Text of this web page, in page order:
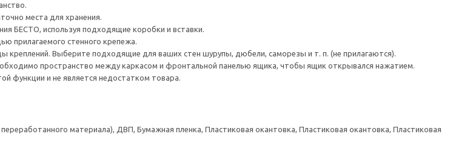
места для хранения.
БЕСТО, используя подходящие коробки и вставки.
прилагаемого стенного крепежа.
креплений. Выберите подходящие для ваших стен шурупы, дюбели, саморезы и т. п. (не прилагаются).
пространство между каркасом и фронтальной панелью ящика, чтобы ящик открывался нажатием.
функции и не является недостатком товара.
материала), ДВП, Бумажная пленка, Пластиковая окантовка, Пластиковая окантовка, Пластиковая